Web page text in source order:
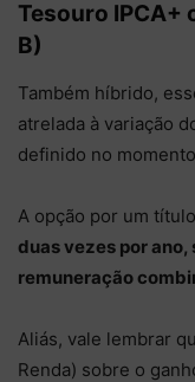
Tesouro IPCA+
B)
Também híbrido,
atrelada à variação
definido no
A opção por um
duas vezes por
remuneração
Aliás, vale lembrar
Renda) sobre o